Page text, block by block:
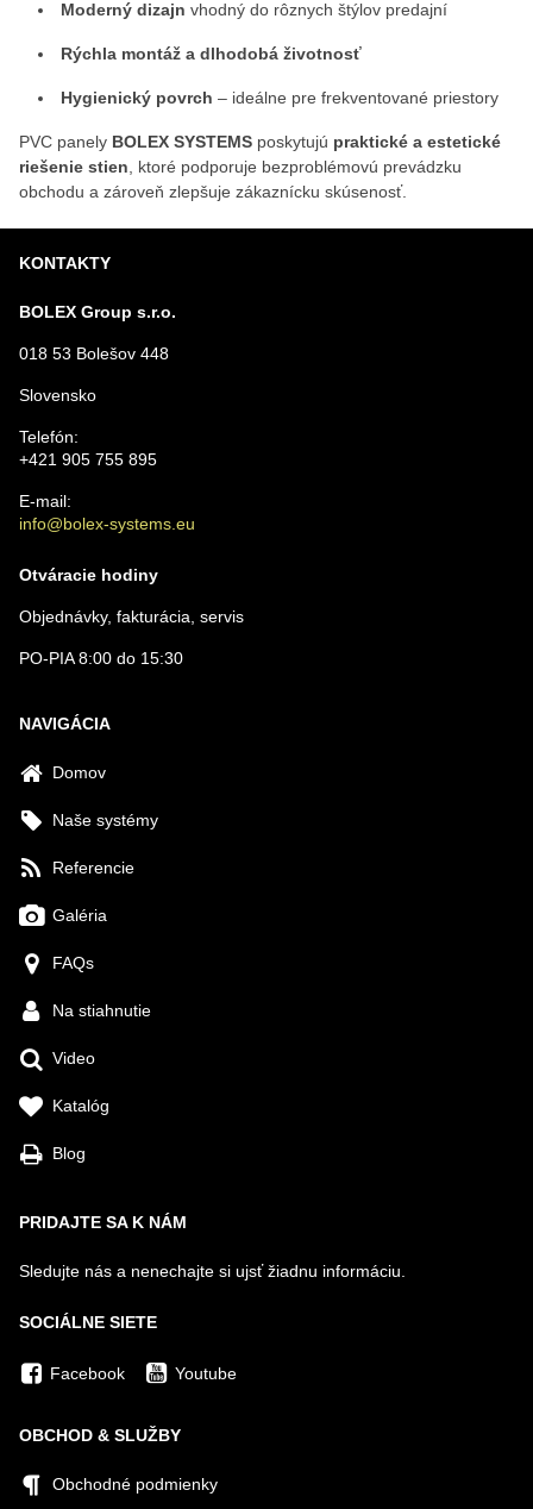
Moderný dizajn vhodný do rôznych štýlov predajní
Rýchla montáž a dlhodobá životnosť
Hygienický povrch – ideálne pre frekventované priestory
PVC panely BOLEX SYSTEMS poskytujú praktické a estetické
riešenie stien , ktoré podporuje bezproblémovú prevádzku
obchodu a zároveň zlepšuje zákaznícku skúsenosť.
KONTAKTY
BOLEX Group s.r.o.
018 53 Bolešov 448
Slovensko
Telefón:
+421 905 755 895
E-mail:
info@bolex-systems.eu
Otváracie hodiny
Objednávky, fakturácia, servis
PO-PIA 8:00 do 15:30
NAVIGÁCIA
Domov
Naše systémy
Referencie
Galéria
FAQs
Na stiahnutie
Video
Katalóg
Blog
PRIDAJTE SA K NÁM
Sledujte nás a nenechajte si ujsť žiadnu informáciu.
SOCIÁLNE SIETE
Facebook Youtube
OBCHOD & SLUŽBY
Obchodné podmienky